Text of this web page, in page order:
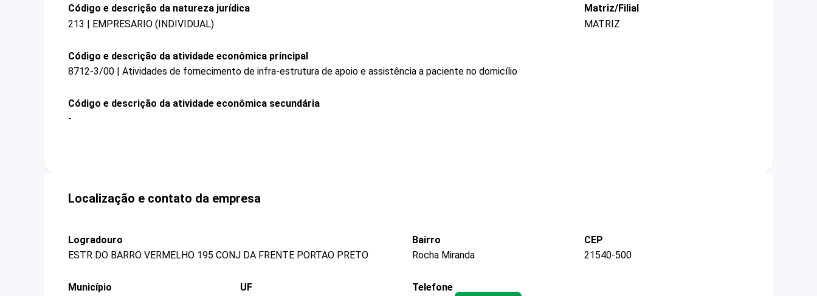
Código e descrição da natureza jurídica
213 | EMPRESARIO (INDIVIDUAL)
Matriz/Filial
MATRIZ
Código e descrição da atividade econômica principal
8712-3/00 | Atividades de fornecimento de infra-estrutura de apoio e assistência a paciente no domicílio
Código e descrição da atividade econômica secundária
-
Localização e contato da empresa
Logradouro
ESTR DO BARRO VERMELHO 195 CONJ DA FRENTE PORTAO PRETO
Bairro
Rocha Miranda
CEP
21540-500
Município
UF
Telefone